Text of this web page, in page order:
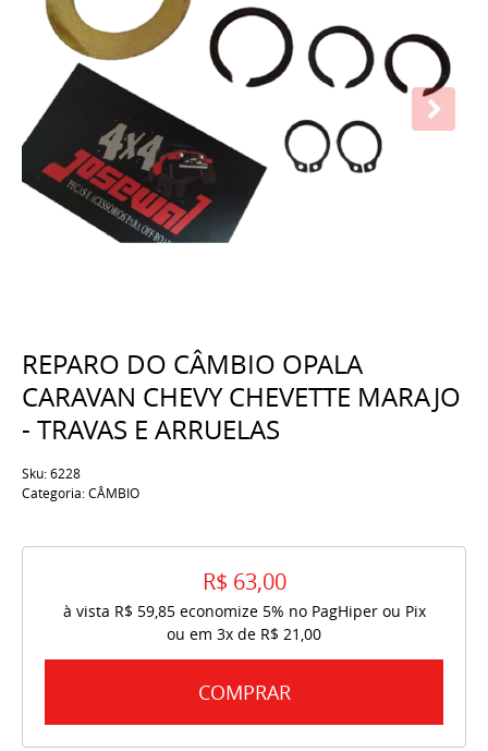
REPARO DO CÂMBIO OPALA
CARAVAN CHEVY CHEVETTE MARAJO
- TRAVAS E ARRUELAS
Sku:6228
Categoria:CÂMBIO
R$ 63,00
à vista R$ 59,85economize 5% no PagHiper ou Pix
ou em 3x de R$ 21,00
COMPRAR